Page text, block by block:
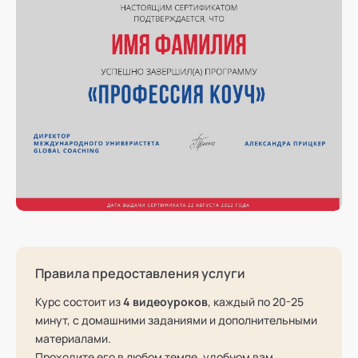
Правила предоставления услуги
Курс состоит из4 видеоуроков, каждый по 20-25
минут, с домашними заданиями и дополнительными
материалами.